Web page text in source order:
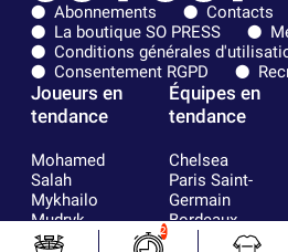
Abonnements
Contacts
La boutique SO PRESS
Conditions générales
Consentement RGPD
Joueurs en
tendance
Mohamed
Salah
Mykhailo
Mudryk
Neymar
Équipes en
tendance
Chelsea
Paris Saint-
Germain
Bordeaux
Olympique
2